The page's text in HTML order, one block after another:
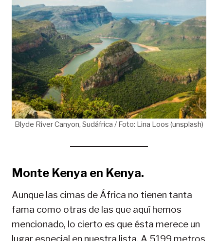
Blyde River Canyon, Sudáfrica / Foto: Lina Loos (unsplash)
Monte Kenya en Kenya.
Aunque las cimas de África no tienen tanta
fama como otras de las que aquí hemos
mencionado, lo cierto es que ésta merece un